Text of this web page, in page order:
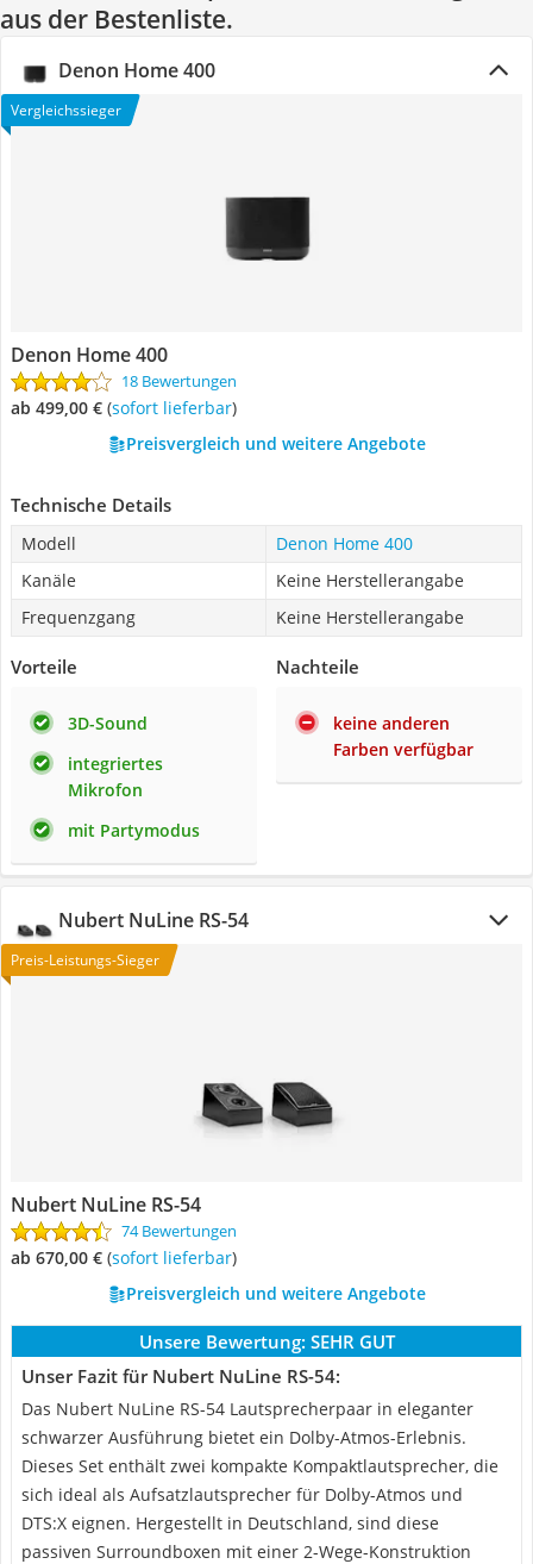
aus der Bestenliste.
Denon Home 400
Vergleichssieger
Denon Home 400
18 Bewertungen
ab 499,00 € ( Sofort lieferbar)
Preisvergleich und weitere Angebote
Technische Details
Modell
Denon Home 400
Kanäle
Keine Herstellerangabe
Frequenzgang
Keine Herstellerangabe
Vorteile
3D-Sound
integriertes
Mikrofon
mit Partymodus
Nachteile
keine anderen
Farben verfügbar
Nubert NuLine RS-54
Preis-Leistungs-Sieger
Nubert NuLine RS-54
74 Bewertungen
ab 670,00 € ( Sofort lieferbar)
Preisvergleich und weitere Angebote
Unsere Bewertung: SEHR GUT
Unser Fazit für Nubert NuLine RS-54:
Das Nubert NuLine RS-54 Lautsprecherpaar in eleganter
schwarzer Ausführung bietet ein Dolby-Atmos-Erlebnis.
Dieses Set enthält zwei kompakte Kompaktlautsprecher, die
sich ideal als Aufsatzlautsprecher für Dolby-Atmos und
DTS:X eignen. Hergestellt in Deutschland, sind diese
passiven Surroundboxen mit einer 2-Wege-Konstruktion